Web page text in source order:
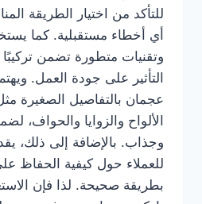
للتأكد من اختيار الطريقة
أي أخطاء مستقبلية. كما
وتقنيات متطورة تضمن
التأثير على جودة العمل.
عجمان بالتفاصيل الصغيرة
الألواح والزوايا والحواف،
وجذاب. بالإضافة إلى ذلك،
للعملاء حول كيفية الحفاظ
بطريقة صحيحة. لذا فإن